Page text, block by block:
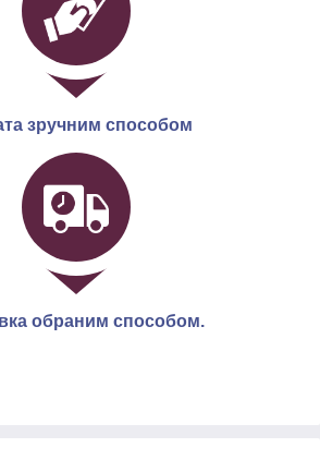
зручним способом
обраним способом.